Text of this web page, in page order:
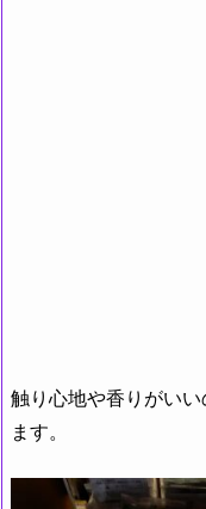
触り心地や香りがい
ます。